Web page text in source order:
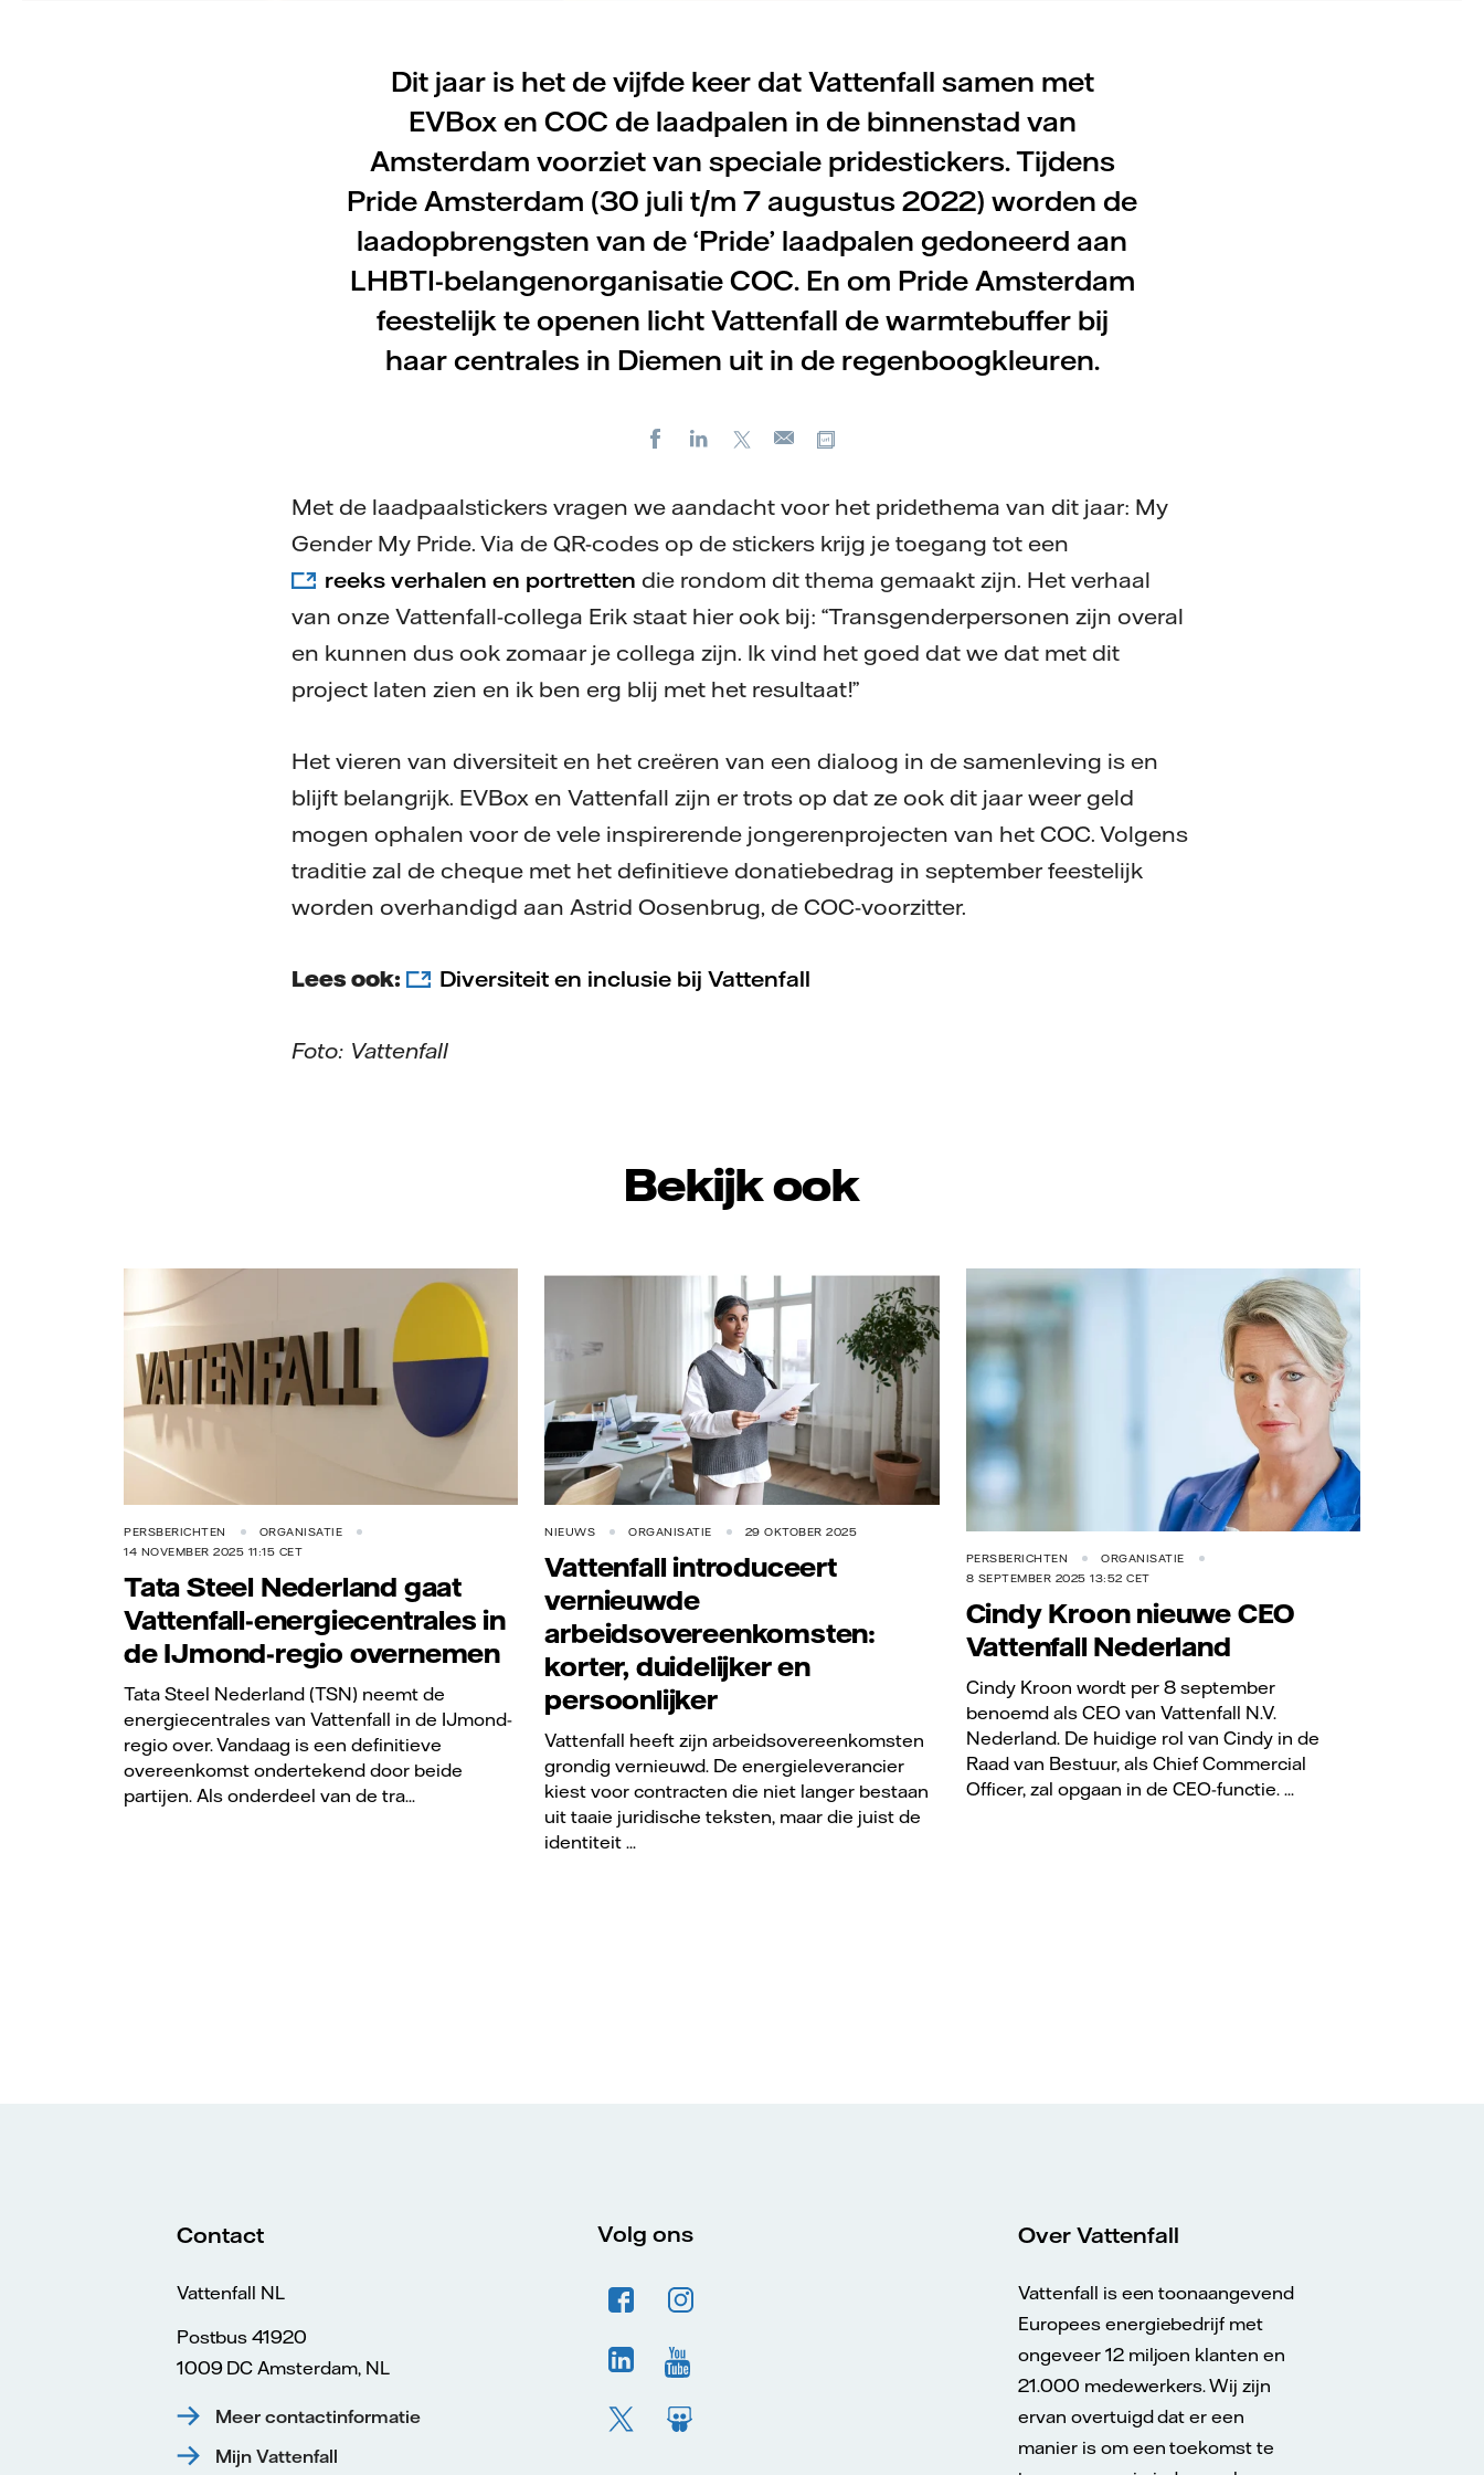
Dit jaar is het de vijfde keer dat Vattenfall samen met
EVBox en COC de laadpalen in de binnenstad van
Amsterdam voorziet van speciale pridestickers. Tijdens
Pride Amsterdam (30 juli t/m 7 augustus 2022) worden de
laadopbrengsten van de ‘Pride’ laadpalen gedoneerd aan
LHBTI-belangenorganisatie COC. En om Pride Amsterdam
feestelijk te openen licht Vattenfall de warmtebuffer bij
haar centrales in Diemen uit in de regenboogkleuren.
FacebookLinkedIn
X
E-
Met de laadpaalstickers vragen we aandacht voor het pridethema van dit jaar: My
Gender My Pride. Via de QR-codes op de stickers krijg je toegang tot een
reeks verhalen en portretten die rondom dit thema gemaakt zijn. Het verhaal
van onze Vattenfall-collega Erik staat hier ook bij: “Transgenderpersonen zijn overal
en kunnen dus ook zomaar je collega zijn. Ik vind het goed dat we dat met dit
project laten zien en ik ben erg blij met het resultaat!”
Het vieren van diversiteit en het creëren van een dialoog in de samenleving is en
blijft belangrijk. EVBox en Vattenfall zijn er trots op dat ze ook dit jaar weer geld
mogen ophalen voor de vele inspirerende jongerenprojecten van het COC. Volgens
traditie zal de cheque met het definitieve donatiebedrag in september feestelijk
worden overhandigd aan Astrid Oosenbrug, de COC-voorzitter.
Lees ook: Diversiteit en inclusie bij Vattenfall
Foto: Vattenfall
Bekijk ook
PERSBERICHTEN
ORGANISATIE
14 NOVEMBER 2025 11:15 CET
Tata Steel Nederland gaat
Vattenfall-energiecentrales in
de IJmond-regio overnemen
Tata Steel Nederland (TSN) neemt de
energiecentrales van Vattenfall in de IJmond-
regio over. Vandaag is een definitieve
overeenkomst ondertekend door beide
partijen. Als onderdeel van de tra...
NIEUWS ORGANISATIE 29 OKTOBER 2025
Vattenfall introduceert
vernieuwde
arbeidsovereenkomsten:
korter, duidelijker en
persoonlijker
Vattenfall heeft zijn arbeidsovereenkomsten
grondig vernieuwd. De energieleverancier
kiest voor contracten die niet langer bestaan
uit taaie juridische teksten, maar die juist de
identiteit ...
Vattenfall/Hans-Peter van Velthoven
PERSBERICHTEN
ORGANISATIE
8 SEPTEMBER 2025 13:52 CET
Cindy Kroon nieuwe CEO
Vattenfall Nederland
Cindy Kroon wordt per 8 september
benoemd als CEO van Vattenfall N.V.
Nederland. De huidige rol van Cindy in de
Raad van Bestuur, als Chief Commercial
Officer, zal opgaan in de CEO-functie. ...
Contact
Vattenfall NL
Postbus 41920
1009 DC Amsterdam, NL
Meer contactinformatie
Mijn Vattenfall
Volg ons Over Vattenfall
Vattenfall is een toonaangevend
Europees energiebedrijf met
ongeveer 12 miljoen klanten en
21.000 medewerkers. Wij zijn
ervan overtuigd dat er een
manier is om een toekomst te